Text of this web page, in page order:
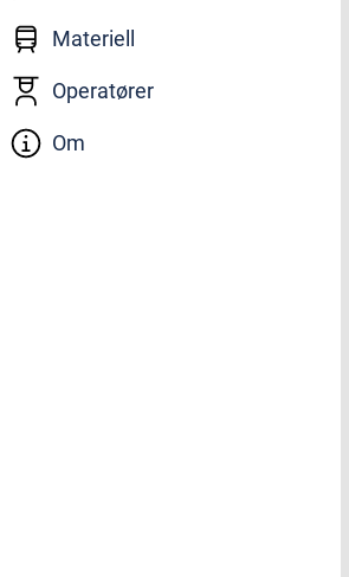
Materiell
Operatører
Om